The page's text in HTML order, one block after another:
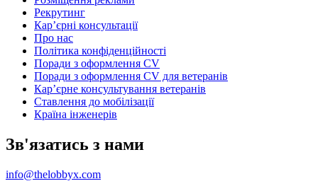
Рекрутинг
Карʼєрні консультації
Про нас
Політика конфіденційності
Поради з оформлення CV
Поради з оформлення CV для ветеранів
Карʼєрне консультування ветеранів
Ставлення до мобілізації
Країна інженерів
Зв'язатись з нами
info@thelobbyx.com